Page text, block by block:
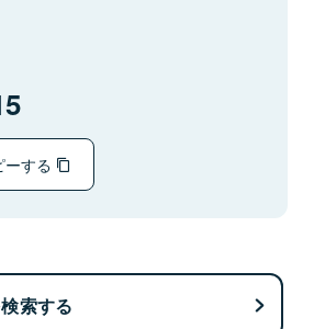
ーする
索する